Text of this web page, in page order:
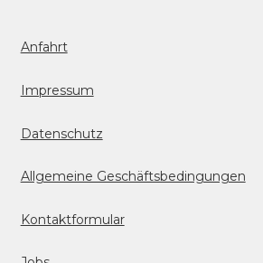
Anfahrt
Impressum
Datenschutz
Allgemeine Geschäftsbedingungen
Kontaktformular